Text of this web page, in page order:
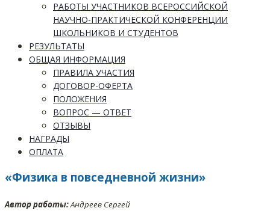
РАБОТЫ УЧАСТНИКОВ ВСЕРОССИЙСКОЙ
НАУЧНО-ПРАКТИЧЕСКОЙ КОНФЕРЕНЦИИ
ШКОЛЬНИКОВ И СТУДЕНТОВ
РЕЗУЛЬТАТЫ
ОБЩАЯ ИНФОРМАЦИЯ
ПРАВИЛА УЧАСТИЯ
ДОГОВОР-ОФЕРТА
ПОЛОЖЕНИЯ
ВОПРОС — ОТВЕТ
ОТЗЫВЫ
НАГРАДЫ
ОПЛАТА
«Физика в повседневной жизни»
Автор работы:Андреев Сергей